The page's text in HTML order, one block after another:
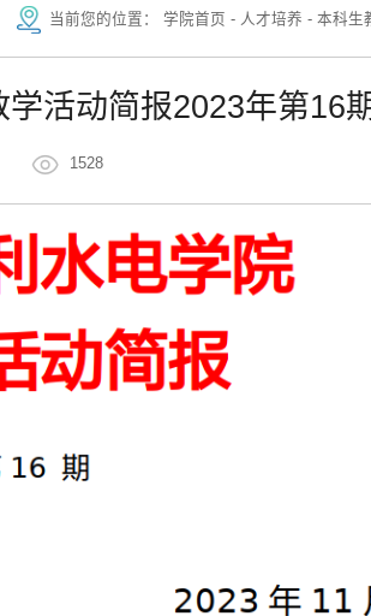
当前您的位置： 学院首页 - 人才培养 - 本科生
活动简报2023年第16
1528